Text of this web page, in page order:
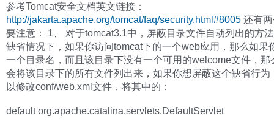
参考Tomcat安全文档英文链接：
http://jakarta.apache.org/tomcat/faq/security.html#8005 还有
要注意： 1、 对于tomcat3.1中，屏蔽目录文件自动列出的方
缺省情况下，如果你访问tomcat下的一个web应用，那么如果
一个目录名，而且该目录下没有一个可用的welcome文件，那
会将该目录下的所有文件列出来，如果你想屏蔽这个缺省行为
以修改conf/web.xml文件，将其中的：
default org.apache.catalina.servlets.DefaultServlet